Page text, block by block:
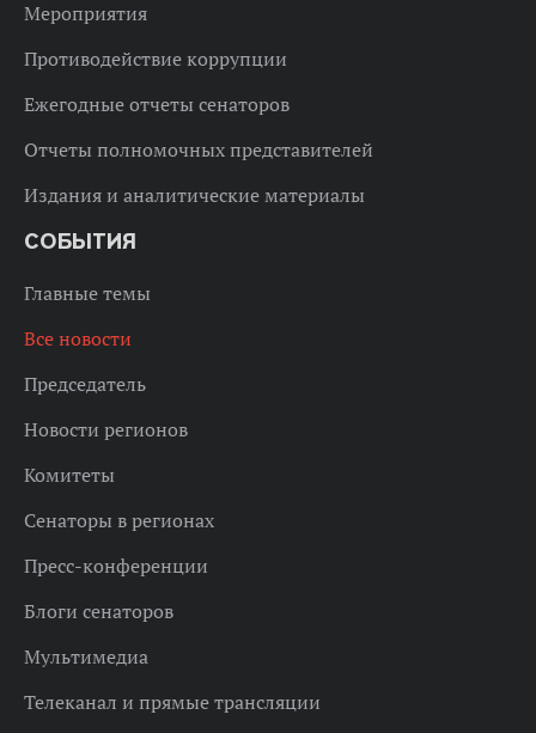
Мероприятия
Противодействие коррупции
Ежегодные отчеты сенаторов
Отчеты полномочных представителей
Издания и аналитические материалы
СОБЫТИЯ
Главные темы
Все новости
Председатель
Новости регионов
Комитеты
Сенаторы в регионах
Пресс-конференции
Блоги сенаторов
Мультимедиа
Телеканал и прямые трансляции